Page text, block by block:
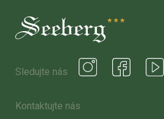
Sledujte nás
Kontaktujte nás